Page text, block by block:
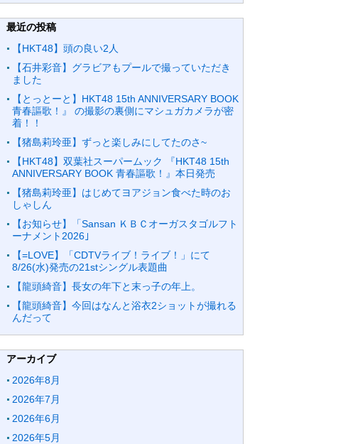
最近の投稿
【HKT48】頭の良い2人
【石井彩音】グラビアもプールで撮っていただき
ました
【とっとーと】HKT48 15th ANNIVERSARY BOOK
青春謳歌！』 の撮影の裏側にマシュガカメラが密
着！！
【猪島莉玲亜】ずっと楽しみにしてたのさ~
【HKT48】双葉社スーパームック 『HKT48 15th
ANNIVERSARY BOOK 青春謳歌！』本日発売
【猪島莉玲亜】はじめてヨアジョン食べた時のお
しゃしん
【お知らせ】「Sansan ＫＢＣオーガスタゴルフト
ーナメント2026｣
【=LOVE】「CDTVライブ！ライブ！」にて
8/26(水)発売の21stシングル表題曲
【龍頭綺音】長女の年下と末っ子の年上。
【龍頭綺音】今回はなんと浴衣2ショットが撮れる
んだって
アーカイブ
2026年8月
2026年7月
2026年6月
2026年5月